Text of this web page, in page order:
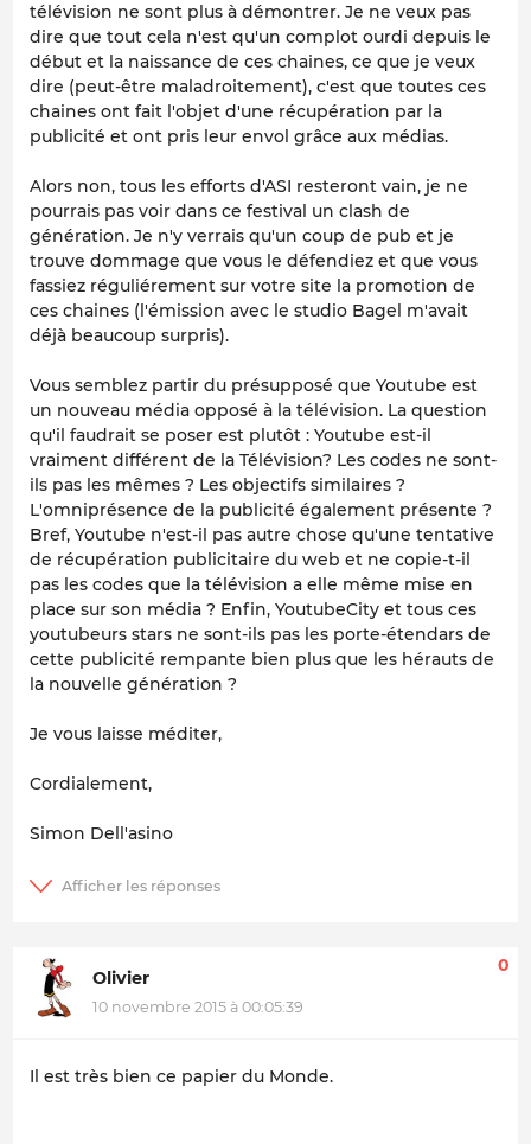
télévision ne sont plus à démontrer. Je ne veux pas
dire que tout cela n'est qu'un complot ourdi depuis le
début et la naissance de ces chaines, ce que je veux
dire (peut-être maladroitement), c'est que toutes ces
chaines ont fait l'objet d'une récupération par la
publicité et ont pris leur envol grâce aux médias.
Alors non, tous les efforts d'ASI resteront vain, je ne
pourrais pas voir dans ce festival un clash de
génération. Je n'y verrais qu'un coup de pub et je
trouve dommage que vous le défendiez et que vous
fassiez réguliérement sur votre site la promotion de
ces chaines (l'émission avec le studio Bagel m'avait
déjà beaucoup surpris).
Vous semblez partir du présupposé que Youtube est
un nouveau média opposé à la télévision. La question
qu'il faudrait se poser est plutôt : Youtube est-il
vraiment différent de la Télévision? Les codes ne sont-
ils pas les mêmes ? Les objectifs similaires ?
L'omniprésence de la publicité également présente ?
Bref, Youtube n'est-il pas autre chose qu'une tentative
de récupération publicitaire du web et ne copie-t-il
pas les codes que la télévision a elle même mise en
place sur son média ? Enfin, YoutubeCity et tous ces
youtubeurs stars ne sont-ils pas les porte-étendars de
cette publicité rempante bien plus que les hérauts de
la nouvelle génération ?
Je vous laisse méditer,
Cordialement,
Simon Dell'asino
Olivier
10 novembre 2015 à 00:05:39
0
Il est très bien ce papier du Monde.